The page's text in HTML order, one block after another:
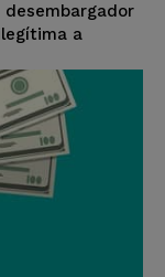
desembargador
a